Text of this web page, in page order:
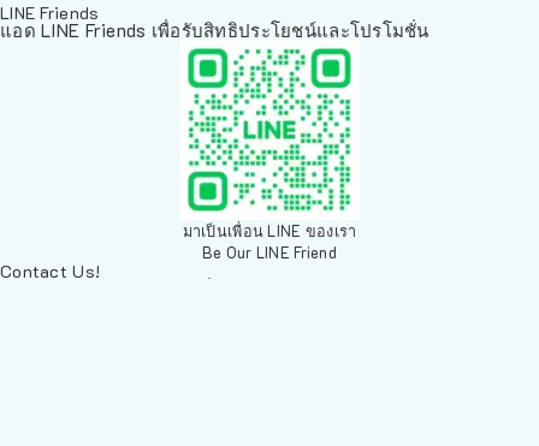
LINE Friends
แอด LINE Friends เพื่อรับสิทธิประโยชน์และโปรโมชั่น
มาเป็นเพื่อน LINE ของเรา
Be Our LINE Friend
Contact Us!